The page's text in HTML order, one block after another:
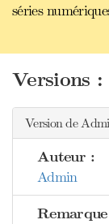
séries
Versions :
Version de
Auteur :
Admin